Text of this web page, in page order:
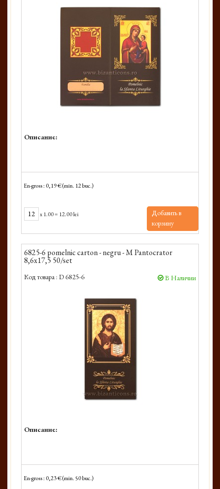
Описание:
En-gross : 0,19 € (min. 12 buc.)
x1.00= 12.00 lei
Добавить в
корзину
6825-6 pomelnic carton - negru - M Pantocrator
8,6x17,5 50/set
Код товара : D 6825-6 В Наличии
Описание:
En-gross : 0,23 € (min. 50 buc.)